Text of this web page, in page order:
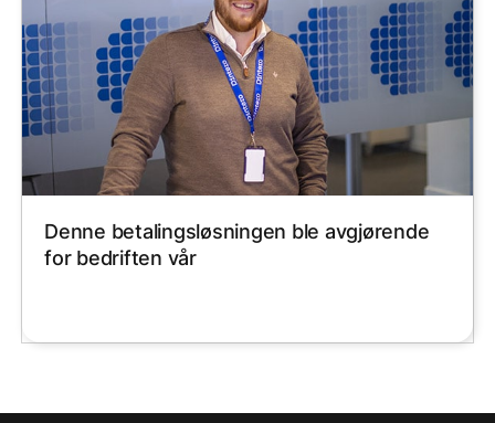
Denne betalingsløsningen ble avgjørende
for bedriften vår